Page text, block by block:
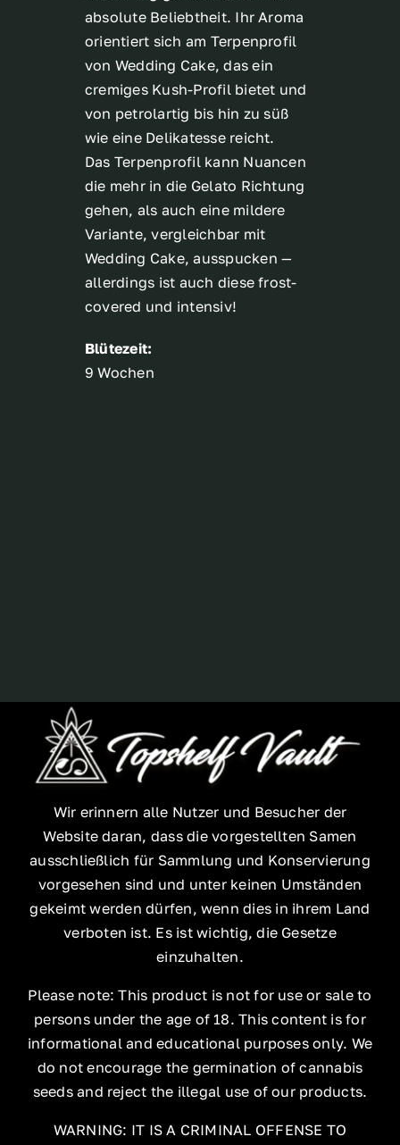
absolute Beliebtheit. Ihr Aroma
orientiert sich am Terpenprofil
von Wedding Cake, das ein
cremiges Kush-Profil bietet und
von petrolartig bis hin zu süß
wie eine Delikatesse reicht.
Das Terpenprofil kann Nuancen
die mehr in die Gelato Richtung
gehen, als auch eine mildere
Variante, vergleichbar mit
Wedding Cake, ausspucken —
allerdings ist auch diese frost-
covered und intensiv!
Blütezeit:
9 Wochen
Wir erinnern alle Nutzer und Besucher der
Website daran, dass die vorgestellten Samen
ausschließlich für Sammlung und Konservierung
vorgesehen sind und unter keinen Umständen
gekeimt werden dürfen, wenn dies in ihrem Land
verboten ist. Es ist wichtig, die Gesetze
einzuhalten.
Please note: This product is not for use or sale to
persons under the age of 18. This content is for
informational and educational purposes only. We
do not encourage the germination of cannabis
seeds and reject the illegal use of our products.
WARNING: IT IS A CRIMINAL OFFENSE TO